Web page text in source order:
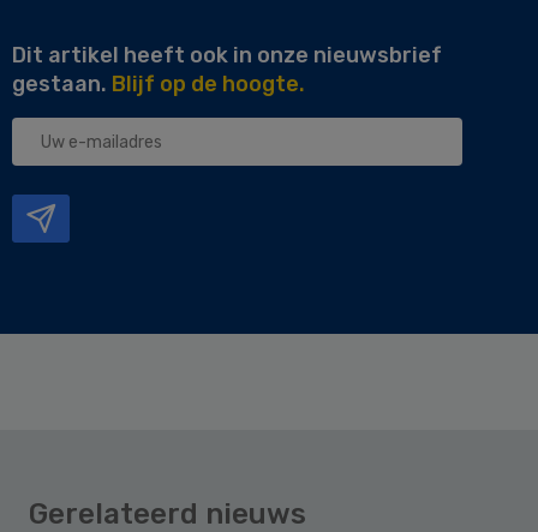
Dit artikel heeft ook in onze nieuwsbrief
gestaan. Blijf op de hoogte.
Uw
Gerelateerd nieuws